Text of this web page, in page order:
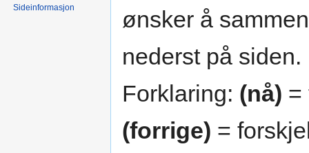
ønsker å
nederst på siden.
Forklaring: (nå) =
(forrige) =
Sideinformasjon